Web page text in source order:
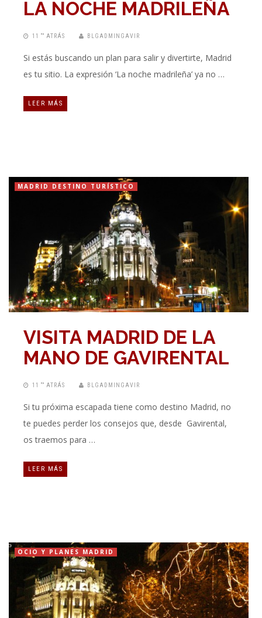
LA NOCHE MADRILEÑA
11 “” ATRÁS BLGADMINGAVIR
Si estás buscando un plan para salir y divertirte, Madrid
es tu sitio. La expresión ‘La noche madrileña’ ya no …
LEER MÁS
MADRID DESTINO TURÍSTICO
VISITA MADRID DE LA
MANO DE GAVIRENTAL
11 “” ATRÁS BLGADMINGAVIR
Si tu próxima escapada tiene como destino Madrid, no
te puedes perder los consejos que, desde Gavirental,
os traemos para …
LEER MÁS
OCIO Y PLANES MADRID